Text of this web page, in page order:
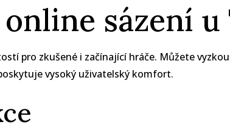
sázení
pro zkušené i začínající hráče. Můžete
vysoký uživatelský komfort.